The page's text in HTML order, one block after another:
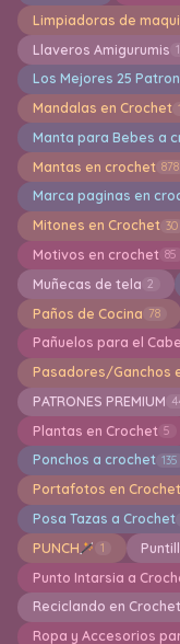
Limpiadoras de
Llaveros Amigurumis
Los Mejores 25
Mandalas en Crochet
Manta para Bebes a
Mantas en crochet 878
Marca paginas en
Mitones en Crochet 30
Motivos en crochet 85
Muñecas de tela 2
Paños de Cocina 78
Pañuelos para el
Pasadores/Ganchos
PATRONES PREMIUM
Plantas en Crochet 5
Ponchos a crochet 135
Portafotos en Crochet
Posa Tazas a Crochet
PUNCH 1
Punto Intarsia a
Reciclando en Crochet
Ropa y Accesorios